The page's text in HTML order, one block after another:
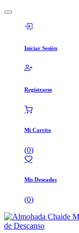
Iniciar Sesión
Registrarse
Mi Carrito
(0)
Mis Deseados
(0)